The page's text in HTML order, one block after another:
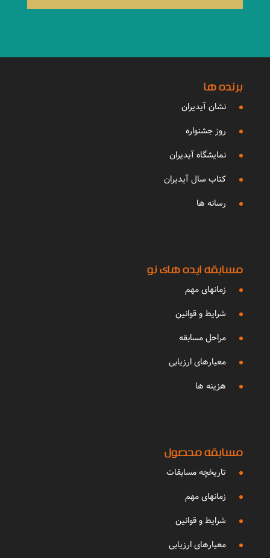
برنده ها
نشان آیدیران
روز جشنواره
نمایشگاه آیدیران
کتاب سال آیدیران
رسانه ها
مسابقه ایده های نو
زمانهای مهم
شرایط و قوانین
مراحل مسابقه
معیارهای ارزیابی
هزینه ها
مسابقه محصول
تاریخچه مسابقات
زمانهای مهم
شرایط و قوانین
معیارهای ارزیابی